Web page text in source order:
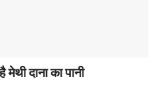
दाना का पानी